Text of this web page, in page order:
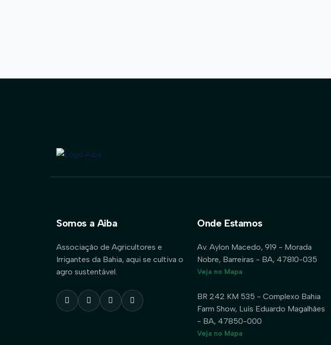
Somos a Aiba
Associação de Agricultores e
Irrigantes da Bahia, aqui se cultiva o
agro sustentável.
Onde Estamos
Av. Aylon Macedo, 919 - Morada
Nobre, Barreiras - BA, 47810-035
Veja no Mapa
BR 242 KM 535 - Complexo Bahia
Farm Show, Luís Eduardo Magalhães
- BA, 47850-000
Veja no Mapa